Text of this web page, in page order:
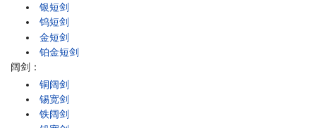
银短剑
钨短剑
金短剑
铂金短剑
阔剑：
铜阔剑
锡宽剑
铁阔剑